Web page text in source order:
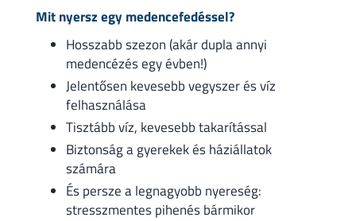
Mit nyersz egy medencefedéssel?
Hosszabb szezon (akár dupla annyi
medencézés egy évben!)
Jelentősen kevesebb vegyszer és víz
felhasználása
Tisztább víz, kevesebb takarítással
Biztonság a gyerekek és háziállatok
számára
És persze a legnagyobb nyereség:
stresszmentes pihenés bármikor